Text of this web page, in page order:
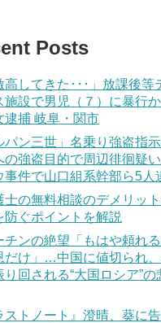
Posts
高してきた･･･」放課後等
施設で男児（７）に暴行
逮捕 岐阜・関市
パン三世」名乗り強盗指
の強盗目的で周辺徘徊疑
事件で山口組系幹部ら5人
士の無料相談のデメリッ
防ぐポイントを解説
チンの絶望「もはや頼れ
だけ」…中国に値切られ
り回される“大国ロシア”の
ストノート』澄晴、葵に